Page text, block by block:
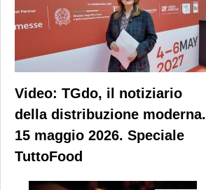
Video: TGdo, il notiziario
della distribuzione moderna.
15 maggio 2026. Speciale
TuttoFood